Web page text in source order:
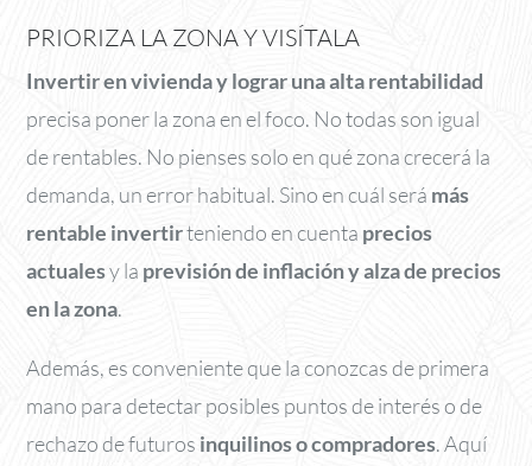
PRIORIZA LA ZONA Y VISÍTALA
Invertir en vivienda y lograr una alta rentabilidad
precisa poner la zona en el foco. No todas son igual
de rentables. No pienses solo en qué zona crecerá la
demanda, un error habitual. Sino en cuál será más
rentable invertirteniendo en cuenta precios
actualesy la previsión de inflación y alza de precios
en la zona.
Además, es conveniente que la conozcas de primera
mano para detectar posibles puntos de interés o de
rechazo de futuros inquilinos o compradores. Aquí